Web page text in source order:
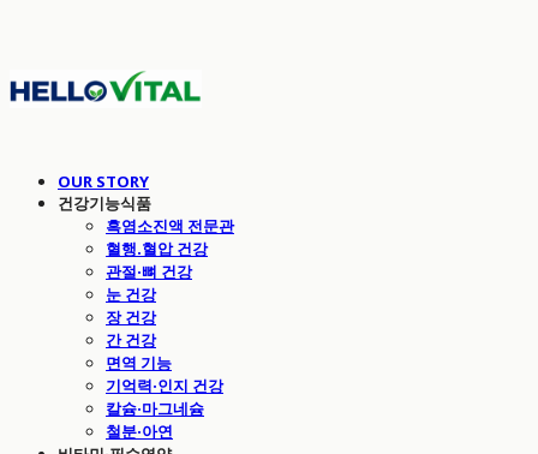
OUR STORY
건강기능식품
흑염소진액 전문관
혈행.혈압 건강
관절·뼈 건강
눈 건강
장 건강
간 건강
면역 기능
기억력·인지 건강
칼슘·마그네슘
철분·아연